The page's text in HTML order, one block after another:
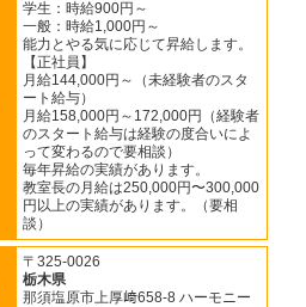
学生：時給900円～
一般：時給1,000円～
能力とやる気に応じて昇給します。
【正社員】
月給144,000円～（未経験者のスタ
ート給与）
月給158,000円～172,000円（経験者
のスタート給与は経験の度合いによ
って変わるので要相談）
毎年昇給の実績があります。
教室長の月給は250,000円〜300,000
円以上の実績があります。（要相
談）
〒325-0026
栃木県
那須塩原市上厚﨑658-8 ハーモニー